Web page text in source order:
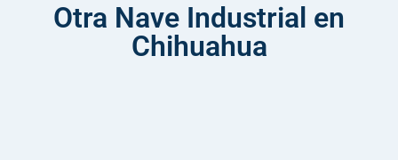
Otra Nave Industrial en
Chihuahua